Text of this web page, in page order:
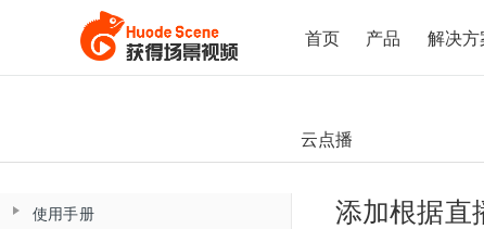
首页 产品 解决方
云点播
使用手册
添加根据直